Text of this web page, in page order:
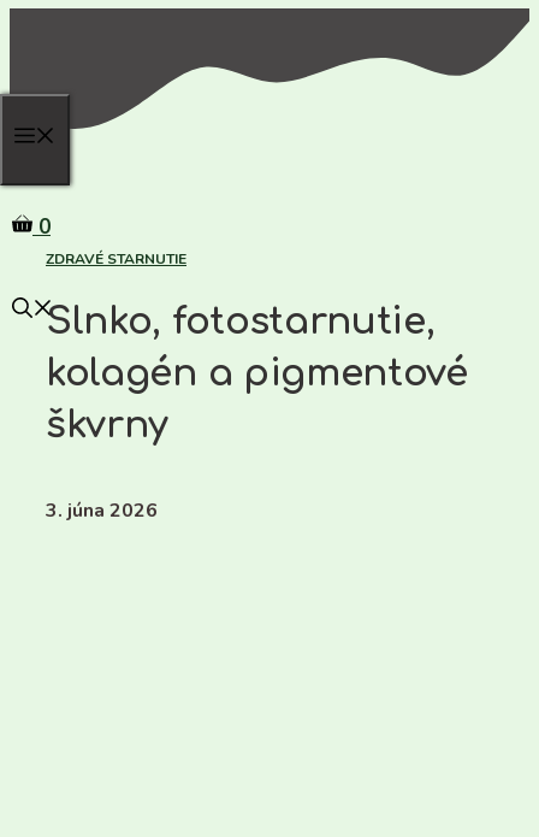
obsah
0
ZDRAVÉ STARNUTIE
Slnko, fotostarnutie,
kolagén a pigmentové
škvrny
3. júna 2026